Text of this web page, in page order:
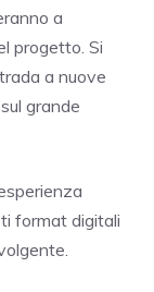
a
progetto. Si
a nuove
grande
format digitali